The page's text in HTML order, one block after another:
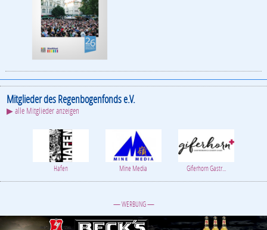
Mitglieder des Regenbogenfonds e.V.
▶ alle Mitglieder anzeigen
Hafen Mine Media Giferhorn Gastr...
— WERBUNG —